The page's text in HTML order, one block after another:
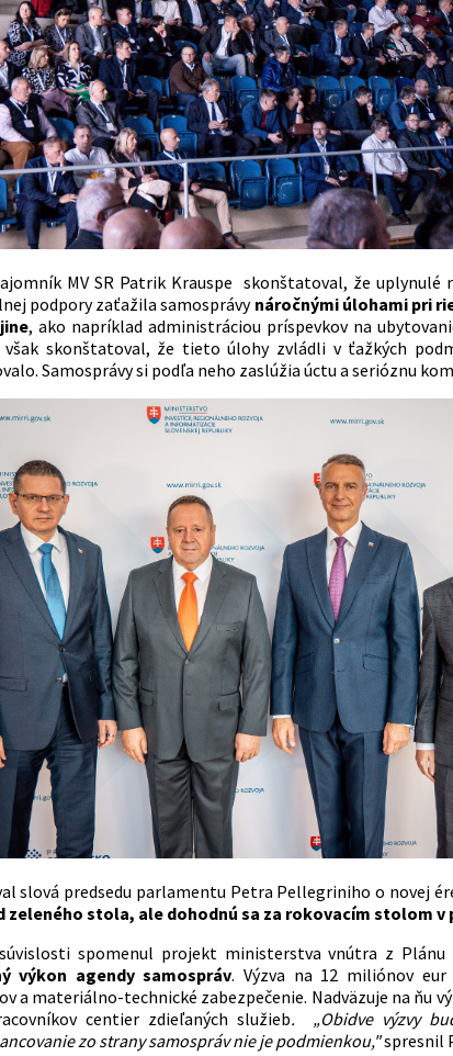
MV SR Patrik Krauspe skonštatoval, že
podpory zaťažila samosprávy náročnými úlohami pri
, ako napríklad administráciou príspevkov na
však skonštatoval, že tieto úlohy zvládli v ťažkých
Samosprávy si podľa neho zaslúžia úctu a serióznu
slová predsedu parlamentu Petra Pellegriniho o novej
zeleného stola, ale dohodnú sa za rokovacím stolom v
spomenul projekt ministerstva vnútra z
výkon agendy samospráv. Výzva na 12 miliónov
a materiálno-technické zabezpečenie. Nadväzuje na ňu
centier zdieľaných služieb. „Obidve výzvy
zo strany samospráv nie je podmienkou,"spresnil